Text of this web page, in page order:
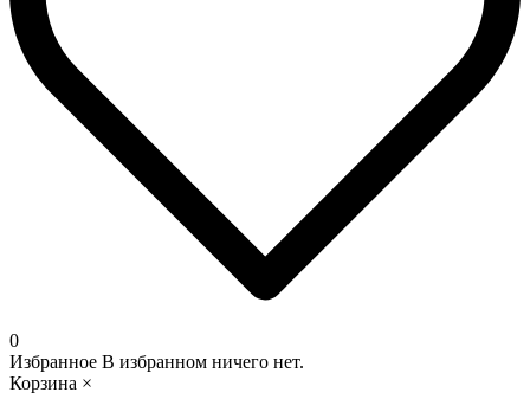
0
Избранное В избранном ничего нет.
Корзина ×